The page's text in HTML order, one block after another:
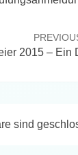
2015 – Ein
sind